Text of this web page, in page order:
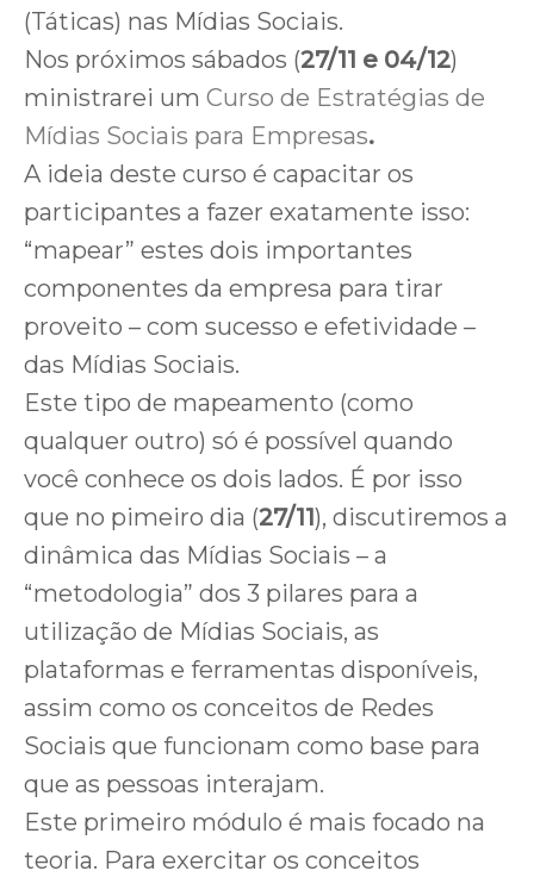
(Táticas) nas Mídias Sociais.
Nos próximos sábados (27/11 e 04/12)
ministrarei um Curso de Estratégias de
Mídias Sociais para Empresas.
A ideia deste curso é capacitar os
participantes a fazer exatamente isso:
“mapear” estes dois importantes
componentes da empresa para tirar
proveito – com sucesso e efetividade –
das Mídias Sociais.
Este tipo de mapeamento (como
qualquer outro) só é possível quando
você conhece os dois lados. É por isso
que no pimeiro dia (27/11), discutiremos a
dinâmica das Mídias Sociais – a
“metodologia” dos 3 pilares para a
utilização de Mídias Sociais, as
plataformas e ferramentas disponíveis,
assim como os conceitos de Redes
Sociais que funcionam como base para
que as pessoas interajam.
Este primeiro módulo é mais focado na
teoria. Para exercitar os conceitos